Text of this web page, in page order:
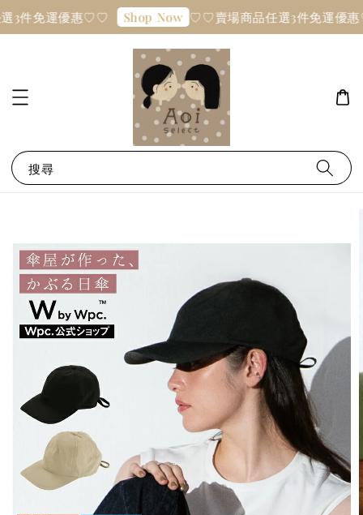
3件免運優惠♡♡ Shop Now ♡♡賣場商品任選3件免運優
搜尋